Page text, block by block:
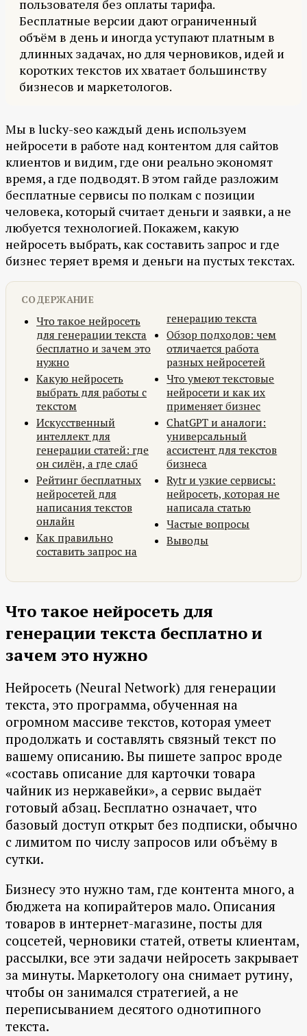
пользователя без оплаты тарифа.
Бесплатные версии дают ограниченный
объём в день и иногда уступают платным в
длинных задачах, но для черновиков, идей и
коротких текстов их хватает большинству
бизнесов и маркетологов.
Мы в lucky-seo каждый день используем
нейросети в работе над контентом для сайтов
клиентов и видим, где они реально экономят
время, а где подводят. В этом гайде разложим
бесплатные сервисы по полкам с позиции
человека, который считает деньги и заявки, а не
любуется технологией. Покажем, какую
нейросеть выбрать, как составить запрос и где
бизнес теряет время и деньги на пустых текстах.
СОДЕРЖАНИЕ
Что такое нейросеть
для генерации текста
бесплатно и зачем это
нужно
Какую нейросеть
выбрать для работы с
текстом
Искусственный
интеллект для
генерации статей: где
он силён, а где слаб
Рейтинг бесплатных
нейросетей для
написания текстов
онлайн
Как правильно
составить запрос на
генерацию текста
Обзор подходов: чем
отличается работа
разных нейросетей
Что умеют текстовые
нейросети и как их
применяет бизнес
ChatGPT и аналоги:
универсальный
ассистент для текстов
бизнеса
Rytr и узкие сервисы:
нейросеть, которая не
написала статью
Частые вопросы
Выводы
Что такое нейросеть для
генерации текста бесплатно и
зачем это нужно
Нейросеть (Neural Network) для генерации
текста, это программа, обученная на
огромном массиве текстов, которая умеет
продолжать и составлять связный текст по
вашему описанию. Вы пишете запрос вроде
«составь описание для карточки товара
чайник из нержавейки», а сервис выдаёт
готовый абзац. Бесплатно означает, что
базовый доступ открыт без подписки, обычно
с лимитом по числу запросов или объёму в
сутки.
Бизнесу это нужно там, где контента много, а
бюджета на копирайтеров мало. Описания
товаров в интернет-магазине, посты для
соцсетей, черновики статей, ответы клиентам,
рассылки, все эти задачи нейросеть закрывает
за минуты. Маркетологу она снимает рутину,
чтобы он занимался стратегией, а не
переписыванием десятого однотипного
текста.